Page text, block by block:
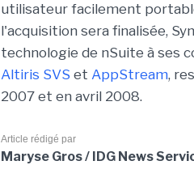
utilisateur facilement
l'acquisition sera finalisée,
technologie de nSuite à ses
Altiris SVS et AppStream,
2007 et en avril 2008.
Article rédigé par
Maryse Gros / IDG News